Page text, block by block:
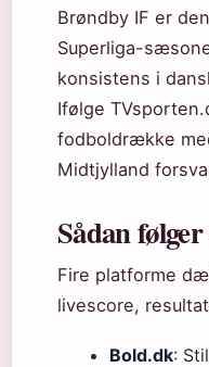
Brøndby IF er
Superliga-
konsistens i
Ifølge
fodboldrække
Midtjylland
Sådan
Fire platforme
livescore,
Bold.dk: